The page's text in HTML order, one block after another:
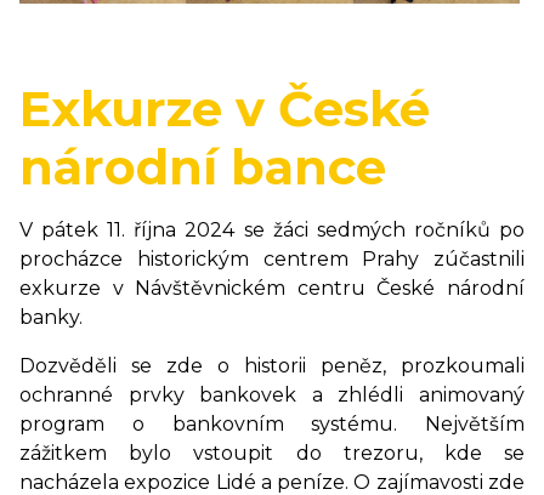
Exkurze v České
národní bance
V pátek 11. října 2024 se žáci sedmých ročníků po
procházce historickým centrem Prahy zúčastnili
exkurze v Návštěvnickém centru České národní
banky.
Dozvěděli se zde o historii peněz, prozkoumali
ochranné prvky bankovek a zhlédli animovaný
program o bankovním systému. Největším
zážitkem bylo vstoupit do trezoru, kde se
nacházela expozice Lidé a peníze. O zajímavosti zde